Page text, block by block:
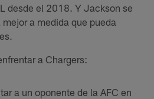
desde el 2018. Y Jackson se
a medida que pueda
a Chargers:
a un oponente de la AFC en